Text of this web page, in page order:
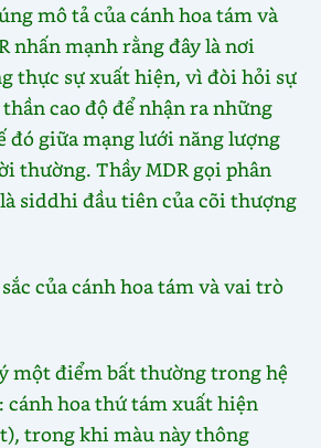
mô tả của cánh hoa tám và
nhấn mạnh rằng đây là nơi
thực sự xuất hiện, vì đòi hỏi sự
cao độ để nhận ra những
đó giữa mạng lưới năng lượng
thường. Thầy MDR gọi phân
siddhi đầu tiên của cõi thượng
của cánh hoa tám và vai trò
một điểm bất thường trong hệ
cánh hoa thứ tám xuất hiện
trong khi màu này thông